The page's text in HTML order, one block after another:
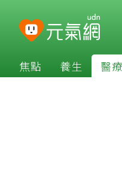
焦點 養生 醫療